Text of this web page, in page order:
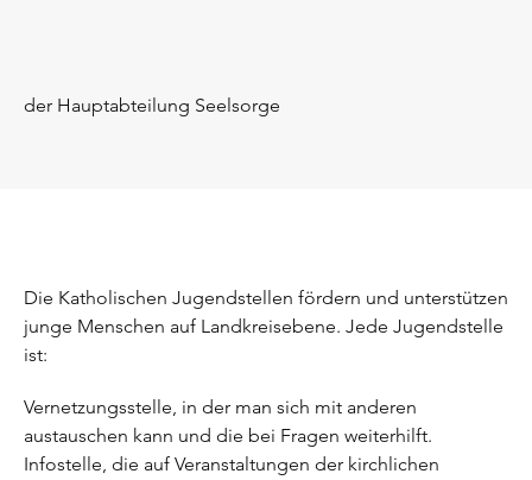
der Hauptabteilung Seelsorge
Die Katholischen Jugendstellen fördern und unterstützen
junge Menschen auf Landkreisebene. Jede Jugendstelle
ist:
Vernetzungsstelle, in der man sich mit anderen
austauschen kann und die bei Fragen weiterhilft.
Infostelle, die auf Veranstaltungen der kirchlichen